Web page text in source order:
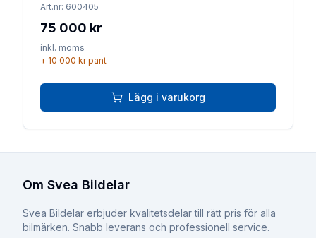
Art.nr: 600405
75 000 kr
inkl. moms
+ 10 000 krpant
Lägg i varukorg
Om Svea Bildelar
Svea Bildelar erbjuder kvalitetsdelar till rätt pris för alla
bilmärken. Snabb leverans och professionell service.